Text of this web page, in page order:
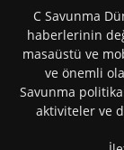
C Savunma
haberlerinin
masaüstü ve
ve önemli
Savunma
aktiviteler ve